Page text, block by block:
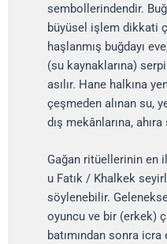
sembollerindendir.
büyüsel işlem dikkati
haşlanmış buğdayı
(su kaynaklarına)
asılır. Hane halkına
çeşmeden alınan su,
dış mekânlarına,
Gağan ritüellerinin en
u Fatık / Khalkek
söylenebilir.
oyuncu ve bir (erkek)
batımından sonra